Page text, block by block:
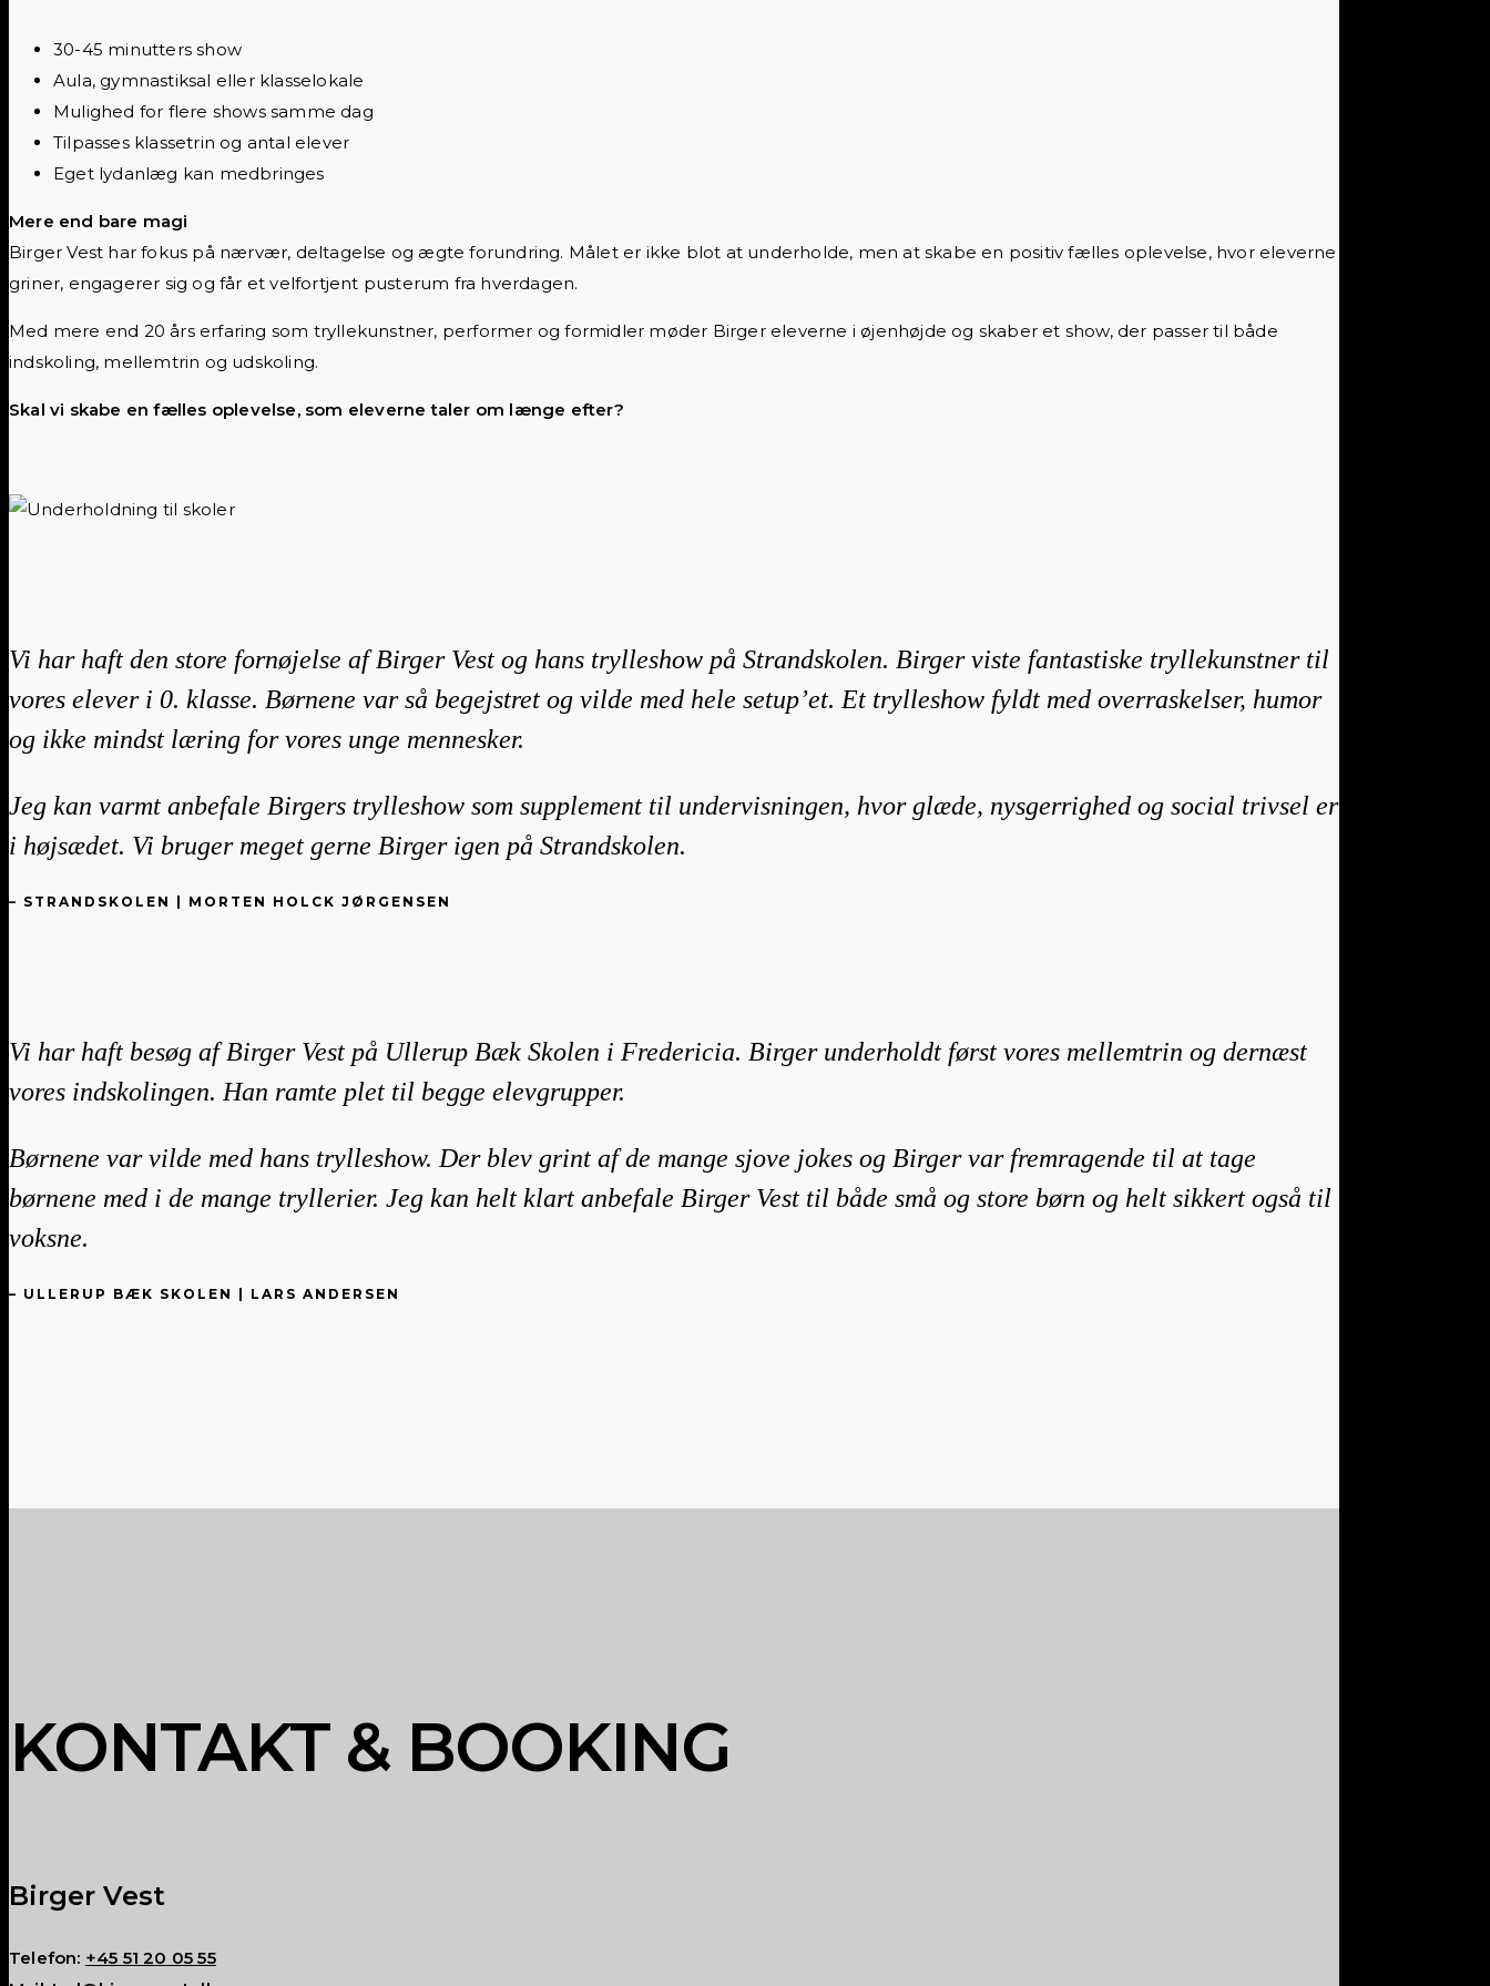
30-45 minutters show
Aula, gymnastiksal eller klasselokale
Mulighed for flere shows samme dag
Tilpasses klassetrin og antal elever
Eget lydanlæg kan medbringes
Mere end bare magi
Birger Vest har fokus på nærvær, deltagelse og ægte forundring. Målet er ikke blot at underholde, men at skabe en positiv fælles oplevelse, hvor eleverne
griner, engagerer sig og får et velfortjent pusterum fra hverdagen.
Med mere end 20 års erfaring som tryllekunstner, performer og formidler møder Birger eleverne i øjenhøjde og skaber et show, der passer til både
indskoling, mellemtrin og udskoling.
Skal vi skabe en fælles oplevelse, som eleverne taler om længe efter?
Vi har haft den store fornøjelse af Birger Vest og hans trylleshow på Strandskolen. Birger viste fantastiske tryllekunstner til
vores elever i 0. klasse. Børnene var så begejstret og vilde med hele setup’et. Et trylleshow fyldt med overraskelser, humor
og ikke mindst læring for vores unge mennesker.
Jeg kan varmt anbefale Birgers trylleshow som supplement til undervisningen, hvor glæde, nysgerrighed og social trivsel er
i højsædet. Vi bruger meget gerne Birger igen på Strandskolen.
– STRANDSKOLEN | MORTEN HOLCK JØRGENSEN
Vi har haft besøg af Birger Vest på Ullerup Bæk Skolen i Fredericia. Birger underholdt først vores mellemtrin og dernæst
vores indskolingen. Han ramte plet til begge elevgrupper.
Børnene var vilde med hans trylleshow. Der blev grint af de mange sjove jokes og Birger var fremragende til at tage
børnene med i de mange tryllerier. Jeg kan helt klart anbefale Birger Vest til både små og store børn og helt sikkert også til
voksne.
– ULLERUP BÆK SKOLEN | LARS ANDERSEN
KONTAKT & BOOKING
Birger Vest
Telefon: +45 51 20 05 55